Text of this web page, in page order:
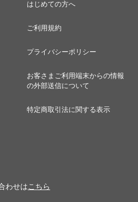
はじめての方へ
ご利用規約
プライバシーポリシー
お客さまご利用端末からの情報
の外部送信について
特定商取引法に関する表示
わせはこちら